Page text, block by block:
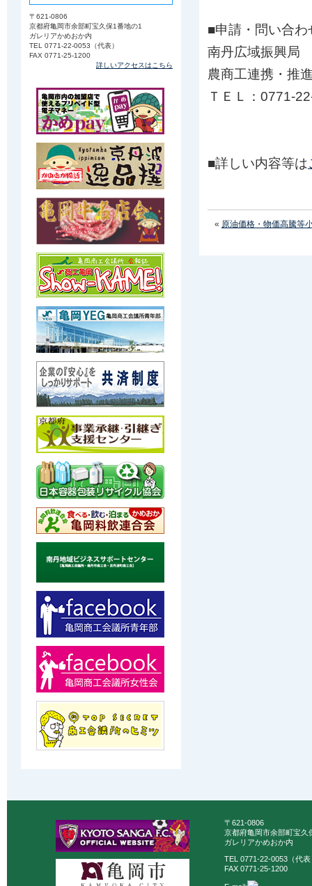
■申請・問い合わ
南丹広域振興局
農商工連携・推
ＴＥＬ：0771-
■詳しい内容等は
« 原油価格・物価高騰等
〒621-0806
京都府亀岡市余部町宝久保1番地の1
ガレリアかめおか内
TEL 0771-22-0053（代表）
FAX 0771-25-1200
詳しいアクセスはこちら
〒621-0806
京都府亀岡市余部町宝久
ガレリアかめおか内
TEL 0771-22-0053（代表
FAX 0771-25-1200